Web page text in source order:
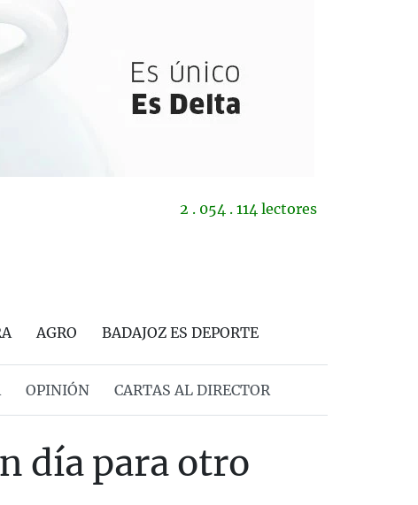
2 . 054 . 114 lectores
AGRO BADAJOZ ES DEPORTE
OPINIÓN CARTAS AL DIRECTOR
día para otro